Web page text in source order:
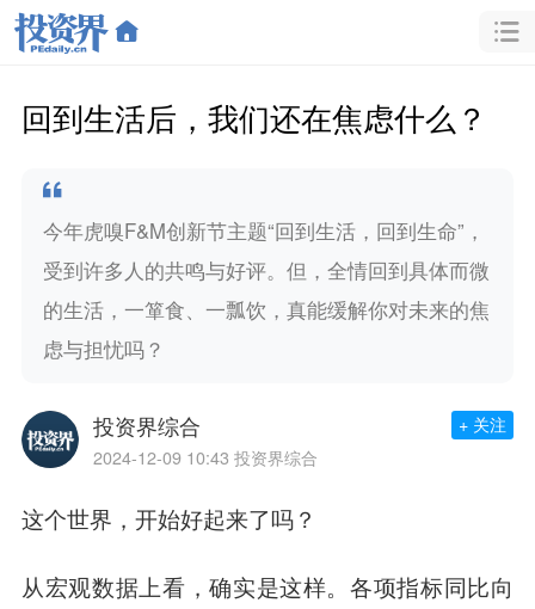
回到生活后，我们还在焦虑什么？
今年虎嗅F&M创新节主题“回到生活，回到生命”，
受到许多人的共鸣与好评。但，全情回到具体而微
的生活，一箪食、一瓢饮，真能缓解你对未来的焦
虑与担忧吗？
投资界综合
2024-12-09 10:43 投资界综合
+ 关注
这个世界，开始好起来了吗？
从宏观数据上看，确实是这样。各项指标同比向